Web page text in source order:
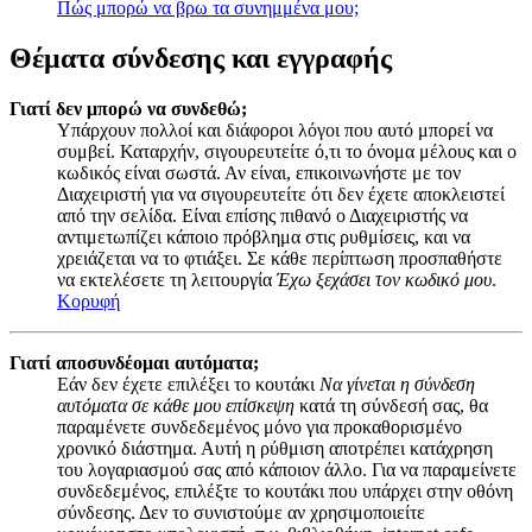
Πώς μπορώ να βρω τα συνημμένα μου;
Θέματα σύνδεσης και εγγραφής
Γιατί δεν μπορώ να συνδεθώ;
Υπάρχουν πολλοί και διάφοροι λόγοι που αυτό μπορεί να
συμβεί. Καταρχήν, σιγουρευτείτε ό,τι το όνομα μέλους και ο
κωδικός είναι σωστά. Αν είναι, επικοινωνήστε με τον
Διαχειριστή για να σιγουρευτείτε ότι δεν έχετε αποκλειστεί
από την σελίδα. Είναι επίσης πιθανό ο Διαχειριστής να
αντιμετωπίζει κάποιο πρόβλημα στις ρυθμίσεις, και να
χρειάζεται να το φτιάξει. Σε κάθε περίπτωση προσπαθήστε
να εκτελέσετε τη λειτουργία Έχω ξεχάσει τον κωδικό μου.
Κορυφή
Γιατί αποσυνδέομαι αυτόματα;
Εάν δεν έχετε επιλέξει το κουτάκι Να γίνεται η σύνδεση
αυτόματα σε κάθε μου επίσκεψη κατά τη σύνδεσή σας, θα
παραμένετε συνδεδεμένος μόνο για προκαθορισμένο
χρονικό διάστημα. Αυτή η ρύθμιση αποτρέπει κατάχρηση
του λογαριασμού σας από κάποιον άλλο. Για να παραμείνετε
συνδεδεμένος, επιλέξτε το κουτάκι που υπάρχει στην οθόνη
σύνδεσης. Δεν το συνιστούμε αν χρησιμοποιείτε